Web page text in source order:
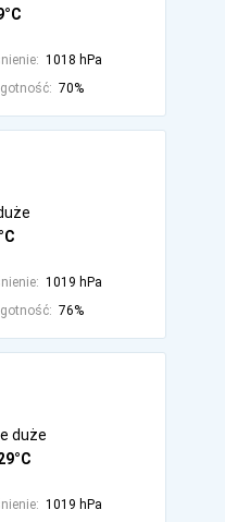
1018 hPa
70%
1019 hPa
76%
duże
1019 hPa